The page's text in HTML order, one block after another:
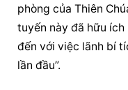
phòng của Thiên
tuyến này đã hữu
đến với việc lãnh bí
lần đầu”.